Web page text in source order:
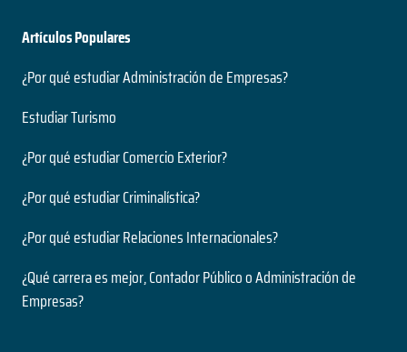
Artículos Populares
¿Por qué estudiar Administración de Empresas?
Estudiar Turismo
¿Por qué estudiar Comercio Exterior?
¿Por qué estudiar Criminalística?
¿Por qué estudiar Relaciones Internacionales?
¿Qué carrera es mejor, Contador Público o Administración de
Empresas?